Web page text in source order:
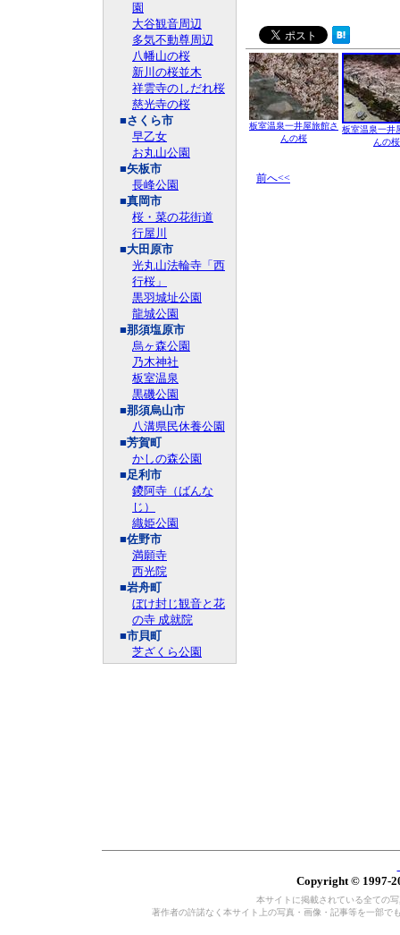
園
大谷観音周辺
多気不動尊周辺
八幡山の桜
新川の桜並木
祥雲寺のしだれ桜
慈光寺の桜
■さくら市
早乙女
お丸山公園
■矢板市
長峰公園
■真岡市
桜・菜の花街道
行屋川
■大田原市
光丸山法輪寺「西
行桜」
黒羽城址公園
龍城公園
■那須塩原市
烏ヶ森公園
乃木神社
板室温泉
黒磯公園
■那須烏山市
八溝県民休養公園
■芳賀町
かしの森公園
■足利市
鑁阿寺（ばんな
じ）
織姫公園
■佐野市
満願寺
西光院
■岩舟町
ぼけ封じ観音と花
の寺 成就院
■市貝町
芝ざくら公園
板室温泉一井屋旅館さ
んの桜
板室温泉一井
んの桜
前へ<<
Copyright © 1997-
本サイトに掲載されている全ての
著作者の許諾なく本サイト上の写真・画像・記事等を一部で